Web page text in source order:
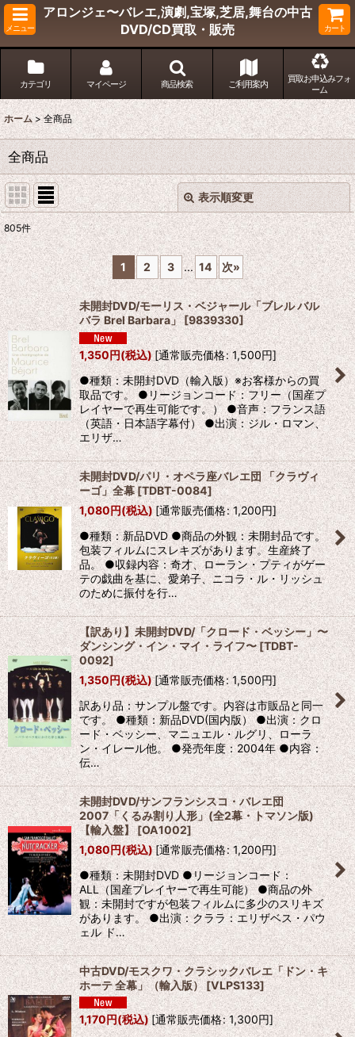
メニュー
アロンジェ〜バレエ,演劇,宝塚,芝居,舞台の中古
DVD/CD買取・販売
カート
カテゴリ マイページ 商品検索 ご利用案内
買取お申込みフォ
ーム
ホーム > 全商品
全商品
表示順変更
表示数:
並び順:
絞り込む
閉じる
805件
1 2 3 ... 14 次»
未開封DVD/モーリス・ベジャール「ブレル バル
バラ Brel Barbara」[9839330]
1,350円(税込) [通常販売価格: 1,500円]
●種類：未開封DVD（輸入版）※お客様からの買
取品です。 ●リージョンコード：フリー（国産プ
レイヤーで再生可能です。） ●音声：フランス語
（英語・日本語字幕付） ●出演：ジル・ロマン、
エリザ…
未開封DVD/パリ・オペラ座バレエ団 「クラヴィ
ーゴ」全幕[TDBT-0084]
1,080円(税込) [通常販売価格: 1,200円]
●種類：新品DVD ●商品の外観：未開封品です。
包装フィルムにスレキズがあります。生産終了
品。 ●収録内容：奇才、ローラン・プティがゲー
テの戯曲を基に、愛弟子、ニコラ・ル・リッシュ
のために振付を行…
【訳あり】未開封DVD/「クロード・ベッシー」〜
ダンシング・イン・マイ・ライフ〜[TDBT-
0092]
1,350円(税込)[通常販売価格: 1,500円]
訳あり品：サンプル盤です。内容は市販品と同一
です。 ●種類：新品DVD(国内版） ●出演：クロ
ード・ベッシー、マニュエル・ルグリ、ローラ
ン・イレール他。 ●発売年度：2004年 ●内容：
伝…
未開封DVD/サンフランシスコ・バレエ団
2007「くるみ割り人形」(全2幕・トマソン版)
【輸入盤】[OA1002]
1,080円(税込)[通常販売価格: 1,200円]
●種類：未開封DVD ●リージョンコード：
ALL（国産プレイヤーで再生可能） ●商品の外
観：未開封ですが包装フィルムに多少のスリキズ
があります。 ●出演：クララ：エリザベス・パウ
ェル ド…
中古DVD/モスクワ・クラシックバレエ「ドン・キ
ホーテ 全幕」（輸入版） [VLPS133]
1,170円(税込) [通常販売価格: 1,300円]